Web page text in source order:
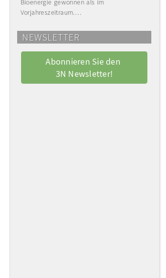
Bioenergie gewonnen als im
Vorjahreszeitraum.…
NEWSLETTER
Abonnieren Sie den
3N Newsletter!